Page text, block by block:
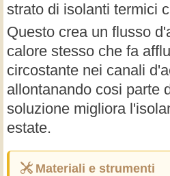
strato di isolanti termici
Questo crea un flusso
calore stesso che fa
circostante nei canali
allontanando cosi parte
soluzione migliora
estate.
Materiali e strumenti